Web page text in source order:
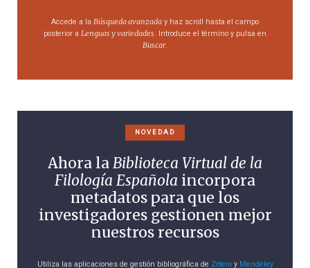
Accede a la Búsqueda avanzada y haz scroll hasta el campo
posterior a Lenguas y variedades . Introduce el término y pulsa en
Buscar.
NOVEDAD
Ahora laBiblioteca Virtual de la
Filología Española incorpora
metadatos para que los
investigadores gestionen mejor
nuestros recursos
Utiliza las aplicaciones de gestión bibliográfica de Zoteroy Mendeley